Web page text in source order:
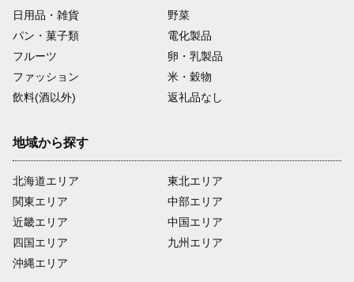
日用品・雑貨
野菜
パン・菓子類
電化製品
フルーツ
卵・乳製品
ファッション
米・穀物
飲料(酒以外)
返礼品なし
地域から探す
北海道エリア
関東エリア
近畿エリア
四国エリア
沖縄エリア
東北エリア
中部エリア
中国エリア
九州エリア